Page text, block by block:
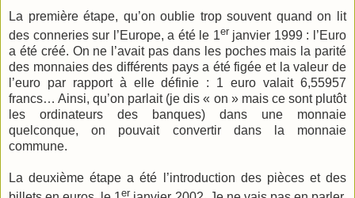
La première étape, qu’on oublie trop souvent quand on lit
des conneries sur l’Europe, a été le 1er janvier 1999 : l’Euro
a été créé. On ne l’avait pas dans les poches mais la parité
des monnaies des différents pays a été figée et la valeur de
l’euro par rapport à elle définie : 1 euro valait 6,55957
francs… Ainsi, qu’on parlait (je dis « on » mais ce sont plutôt
les ordinateurs des banques) dans une monnaie
quelconque, on pouvait convertir dans la monnaie
commune.
La deuxième étape a été l’introduction des pièces et des
er